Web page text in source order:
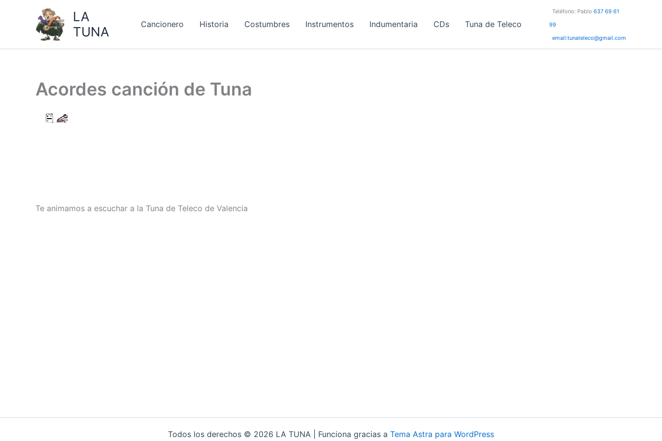
contenido
LA
TUNA
Cancionero Historia Costumbres Instrumentos Indumentaria CDs Tuna de Teleco
Teléfono: Pablo 637 69 61
99
email:tunateleco@gmail.com
Acordes canción de Tuna
Te animamos a escuchar a la Tuna de Teleco de Valencia
Todos los derechos © 2026 LA TUNA | Funciona gracias a Tema Astra para WordPress